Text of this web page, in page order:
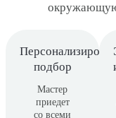
подбор
Мастер
приедет
со всеми